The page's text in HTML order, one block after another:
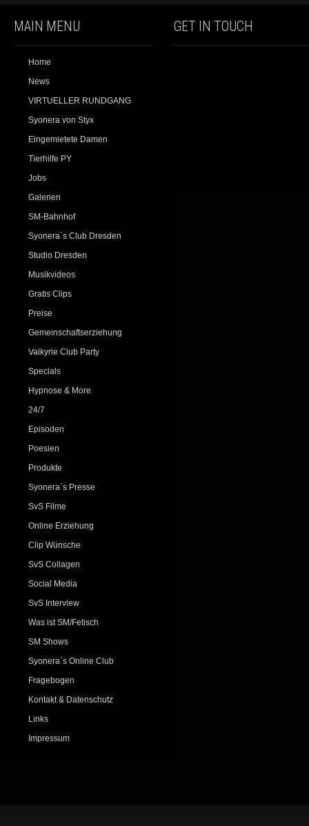
MAIN MENU
Home
News
VIRTUELLER RUNDGANG
Syonera von Styx
Eingemietete Damen
Tierhilfe PY
Jobs
Galerien
SM-Bahnhof
Syonera`s Club Dresden
Studio Dresden
Musikvideos
Gratis Clips
Preise
Gemeinschaftserziehung
Valkyrie Club Party
Specials
Hypnose & More
24/7
Episoden
Poesien
Produkte
Syonera`s Presse
SvS Filme
Online Erziehung
Clip Wünsche
SvS Collagen
Social Media
SvS Interview
Was ist SM/Fetisch
SM Shows
Syonera`s Online Club
Fragebogen
Kontakt & Datenschutz
Links
Impressum
GET IN TOUCH